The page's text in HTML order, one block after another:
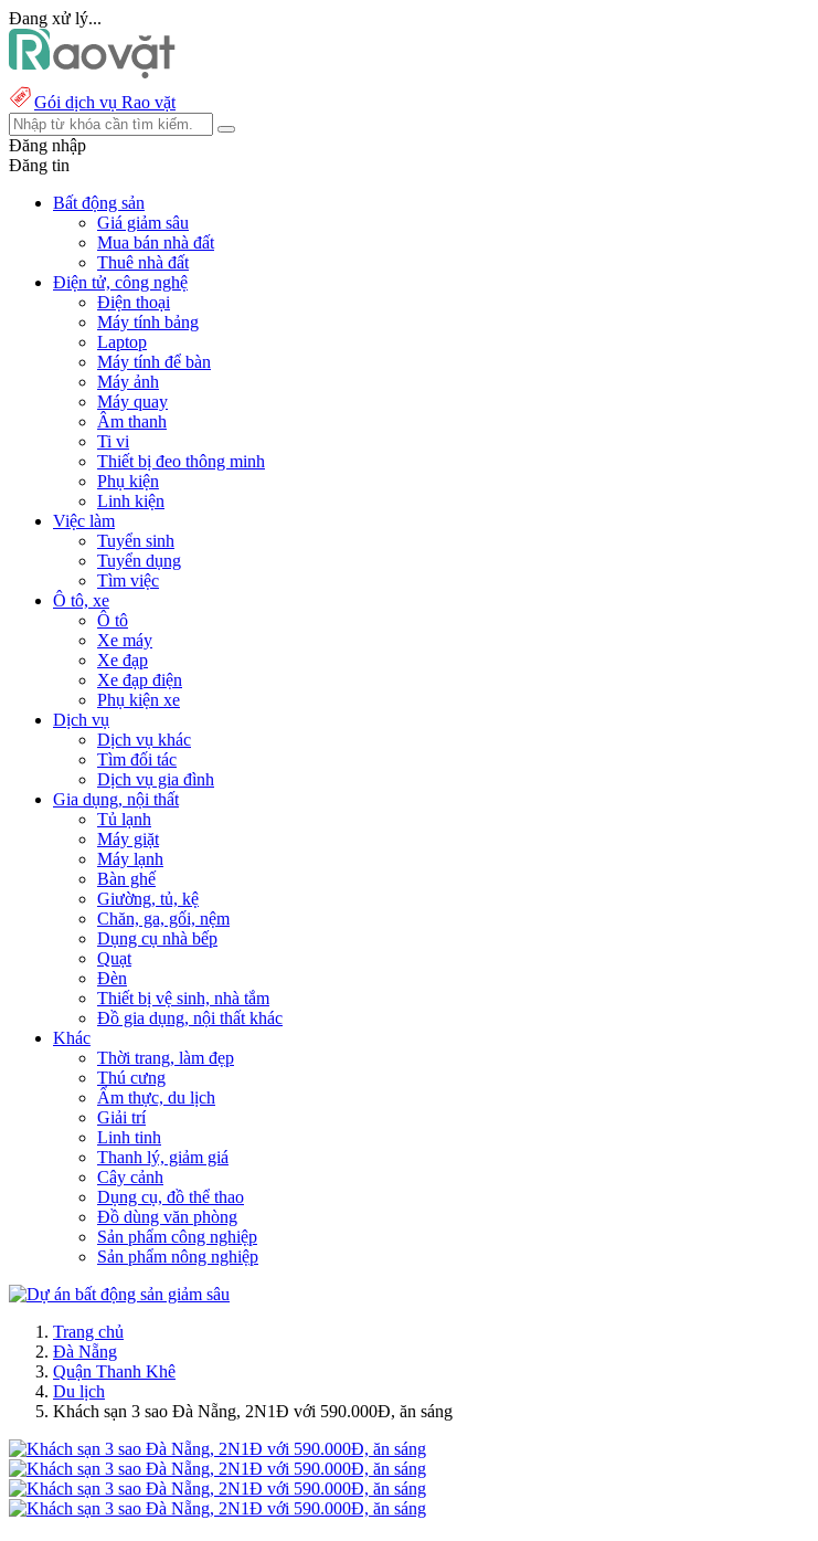
Đang xử lý...
Gói dịch vụ Rao vặt
Đăng nhập
Đăng tin
Bất động sản
Giá giảm sâu
Mua bán nhà đất
Thuê nhà đất
Điện tử, công nghệ
Điện thoại
Máy tính bảng
Laptop
Máy tính để bàn
Máy ảnh
Máy quay
Âm thanh
Ti vi
Thiết bị đeo thông minh
Phụ kiện
Linh kiện
Việc làm
Tuyển sinh
Tuyển dụng
Tìm việc
Ô tô, xe
Ô tô
Xe máy
Xe đạp
Xe đạp điện
Phụ kiện xe
Dịch vụ
Dịch vụ khác
Tìm đối tác
Dịch vụ gia đình
Gia dụng, nội thất
Tủ lạnh
Máy giặt
Máy lạnh
Bàn ghế
Giường, tủ, kệ
Chăn, ga, gối, nệm
Dụng cụ nhà bếp
Quạt
Đèn
Thiết bị vệ sinh, nhà tắm
Đồ gia dụng, nội thất khác
Khác
Thời trang, làm đẹp
Thú cưng
Ẩm thực, du lịch
Giải trí
Linh tinh
Thanh lý, giảm giá
Cây cảnh
Dụng cụ, đồ thể thao
Đồ dùng văn phòng
Sản phẩm công nghiệp
Sản phẩm nông nghiệp
Trang chủ
Đà Nẵng
Quận Thanh Khê
Du lịch
Khách sạn 3 sao Đà Nẵng, 2N1Đ với 590.000Đ, ăn sáng